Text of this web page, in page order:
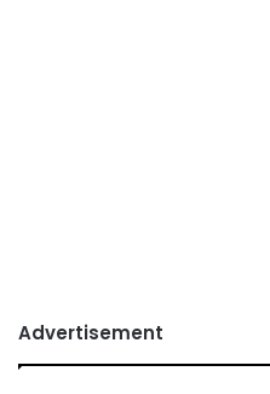
Advertisement